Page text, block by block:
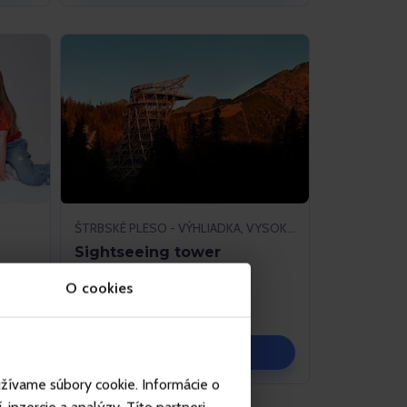
O cookies
súbory cookie. Informácie o
ŠTRBSKÉ PLESO - VÝHLIADKA, VYSOKÉ TATRY
Sightseeing tower
25. Mar 2025 - 31. Oct 2026
Vysoké Tatry